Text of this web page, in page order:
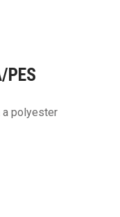
PES
a polyester